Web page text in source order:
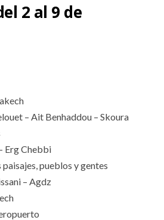
2 al 9 de
– Ait Benhaddou – Skoura
Erg Chebbi
pueblos y gentes
– Agdz